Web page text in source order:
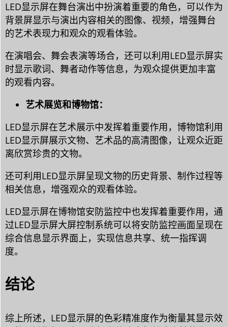
LED显示屏在舞台演出中扮演着重要的角色，可以作为
背景屏显示与演出内容相关的图像、视频，增强舞台
的艺术表现力和观众的观看体验。
在演唱会、舞会表演等场合，还可以利用LED显示屏实
时显示歌词、舞者动作等信息，为观众提供更加丰富
的观看内容。
艺术展览和博物馆：
LED显示屏在艺术展示中发挥着重要作用，博物馆利用
LED显示屏展示文物、艺术品的高清图像，让观众近距
离欣赏珍贵的文物。
还可利用LED显示屏呈现文物的历史背景、制作过程等
相关信息，增强观众的观看体验。
LED显示屏在博物馆安防监控中也发挥着重要作用，通
过LED显示屏大屏控制系统可以将安防监控画面呈现在
综合信息显示界面上，实现信息共享、统一指挥调
度。
结论
综上所述，LED显示屏的色彩精准度作为衡量其显示效